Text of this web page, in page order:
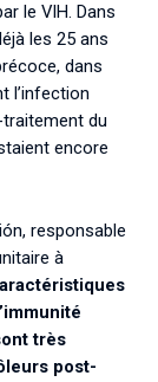
le VIH. Dans
les 25 ans
dans
l’infection
du
encore
responsable
à
très
post-